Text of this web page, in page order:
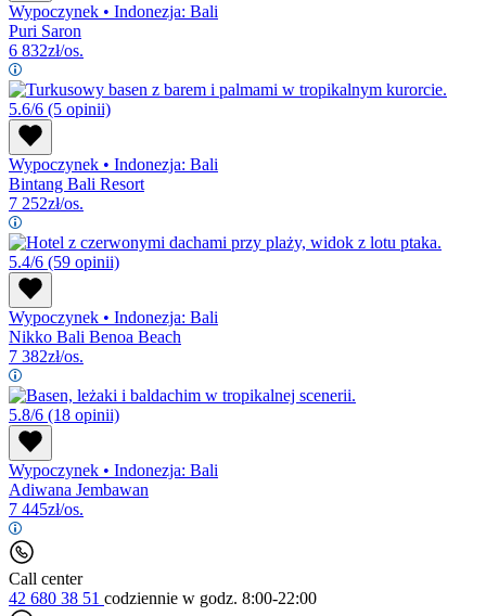
Wypoczynek • Indonezja: Bali
Puri Saron
6 832zł/os.
5.6/6 (5 opinii)
Wypoczynek • Indonezja: Bali
Bintang Bali Resort
7 252zł/os.
5.4/6 (59 opinii)
Wypoczynek • Indonezja: Bali
Nikko Bali Benoa Beach
7 382zł/os.
5.8/6 (18 opinii)
Wypoczynek • Indonezja: Bali
Adiwana Jembawan
7 445zł/os.
Call center
42 680 38 51 codziennie w godz. 8:00-22:00